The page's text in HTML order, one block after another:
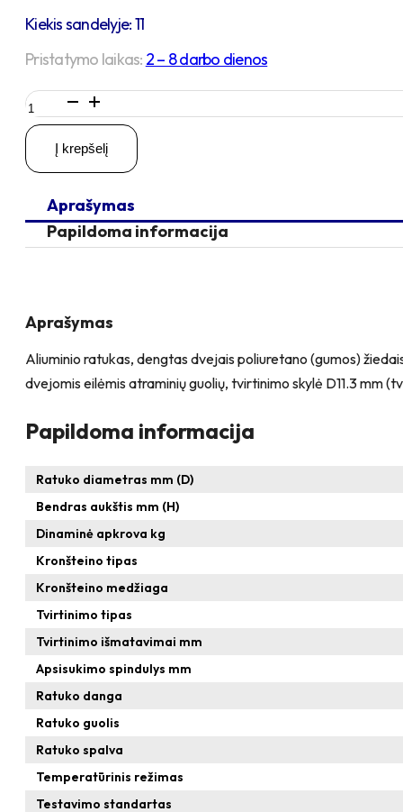
Kiekis sandelyje: 11
Pristatymo laikas: 2 – 8 darbo dienos
produkto
kiekis:
D50
40KG
ratukas
su
kiauryme
Į krepšelį
Aprašymas
Papildoma informacija
Aprašymas
Aliuminio ratukas, dengtas dvejais poliuretano (gumos)
dvejomis eilėmis atraminių guolių, tvirtinimo skylė D11.3 mm
Papildoma informacija
Ratuko diametras mm (D)
Bendras aukštis mm (H)
Dinaminė apkrova kg
Kronšteino tipas
Kronšteino medžiaga
Tvirtinimo tipas
Tvirtinimo išmatavimai mm
Apsisukimo spindulys mm
Ratuko danga
Ratuko guolis
Ratuko spalva
Temperatūrinis režimas
Testavimo standartas